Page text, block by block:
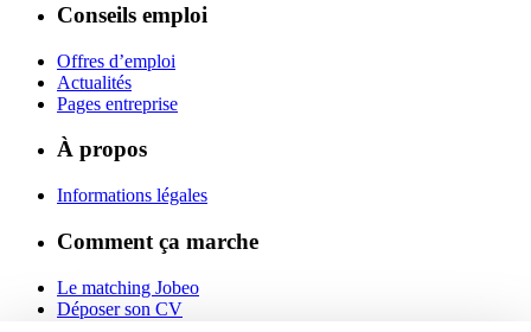
Conseils emploi
Offres d’emploi
Actualités
Pages entreprise
À propos
Informations légales
Comment ça marche
Le matching Jobeo
Déposer son CV